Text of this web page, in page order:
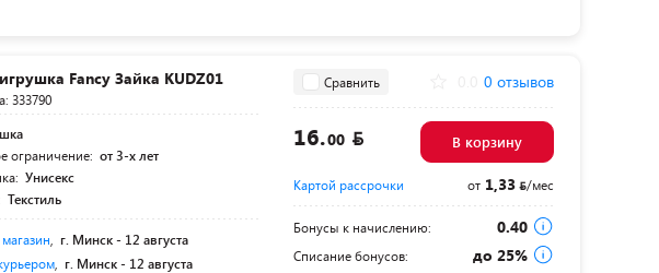
Fancy Зайка KUDZ01
333790
ограничение: от 3-х лет
Унисекс
Текстиль
магазин г. Минск - 12 августа
г. Минск - 12 августа
Сравнить 0 отзывов
16.00 В корзину
Картой рассрочки от1,33 /мес
Бонусы к начислению: 0.40
Списание бонусов: до 25%